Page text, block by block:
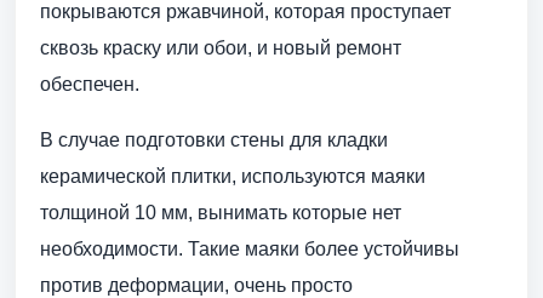
покрываются ржавчиной, которая проступает
сквозь краску или обои, и новый ремонт
обеспечен.
В случае подготовки стены для кладки
керамической плитки, используются маяки
толщиной 10 мм, вынимать которые нет
необходимости. Такие маяки более устойчивы
против деформации, очень просто